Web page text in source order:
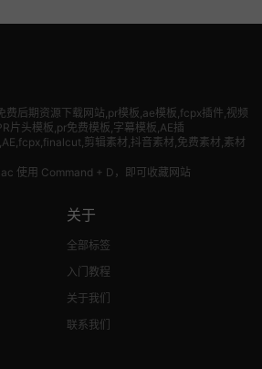
后期资源下载网站,pr模板,ae模板,fcpx插件,视频
片头模板,pr免费模板,字幕模板,AE插
剪辑素材,抖音素材,免费素材,素材
使用 Command + D，即可收藏网站
关于
全部标签
入门教程
关于我们
联系我们